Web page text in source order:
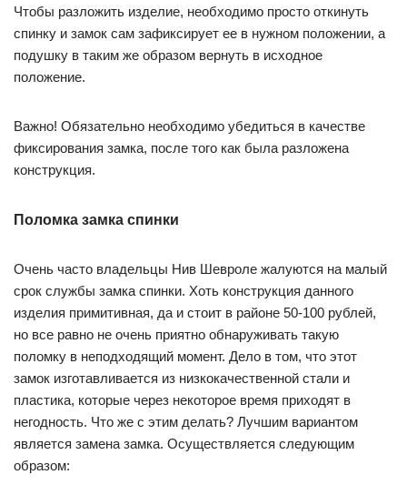
Чтобы разложить изделие, необходимо просто откинуть
спинку и замок сам зафиксирует ее в нужном положении, а
подушку в таким же образом вернуть в исходное
положение.
Важно! Обязательно необходимо убедиться в качестве
фиксирования замка, после того как была разложена
конструкция.
Поломка замка спинки
Очень часто владельцы Нив Шевроле жалуются на малый
срок службы замка спинки. Хоть конструкция данного
изделия примитивная, да и стоит в районе 50-100 рублей,
но все равно не очень приятно обнаруживать такую
поломку в неподходящий момент. Дело в том, что этот
замок изготавливается из низкокачественной стали и
пластика, которые через некоторое время приходят в
негодность. Что же с этим делать? Лучшим вариантом
является замена замка. Осуществляется следующим
образом: